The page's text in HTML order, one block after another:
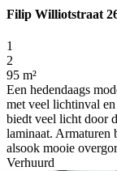
Filip Williotstraat
1
2
95 m²
Een hedendaags
met veel lichtinval
biedt veel licht door
laminaat. Armaturen
alsook mooie
Verhuurd